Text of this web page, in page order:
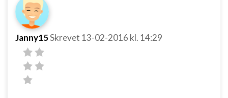
Janny15Skrevet 13-02-2016 kl. 14:29